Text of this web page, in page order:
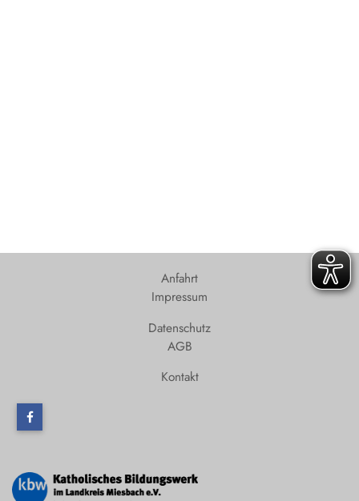
Anfahrt
Impressum
Datenschutz
AGB
Kontakt